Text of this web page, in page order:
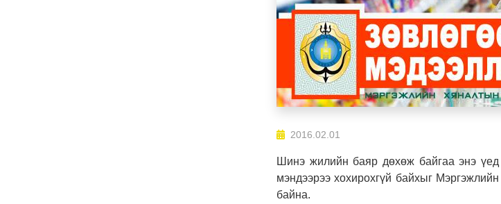
2016.02.01
Шинэ жилийн баяр дөхөж байгаа энэ үед
мэндээрээ хохирохгүй байхыг
байна.